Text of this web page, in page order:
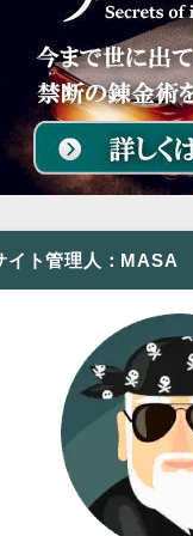
イト管理人：MASA